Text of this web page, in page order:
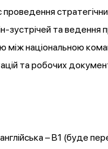
проведення
зустрічей та ведення
між національною
та робочих
– В1 (буде